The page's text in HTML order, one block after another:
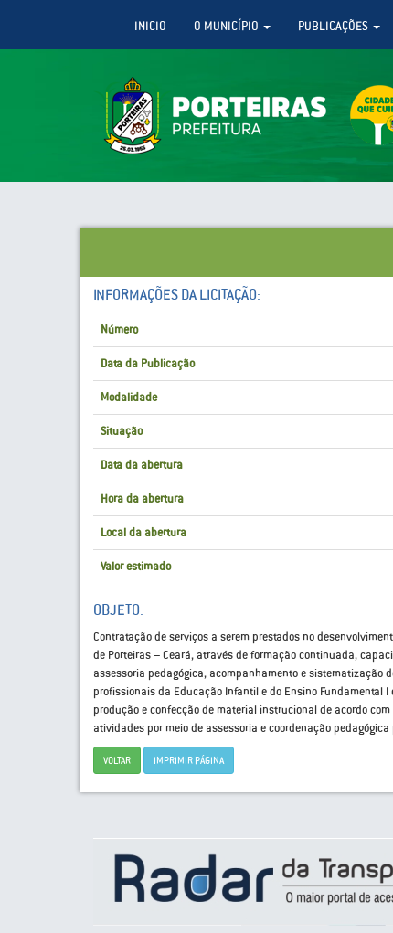
INICIO O MUNICÍPIO PUBLICAÇÕES
INFORMAÇÕES DA LICITAÇÃO:
Número
Data da Publicação
Modalidade
Situação
Data da abertura
Hora da abertura
Local da abertura
Valor estimado
OBJETO:
Contratação de serviços a serem prestados no
de Porteiras – Ceará, através de formação continuada,
assessoria pedagógica, acompanhamento e sistematização
profissionais da Educação Infantil e do Ensino Fundamental
produção e confecção de material instrucional de acordo
atividades por meio de assessoria e coordenação
VOLTAR IMPRIMIR PÁGINA